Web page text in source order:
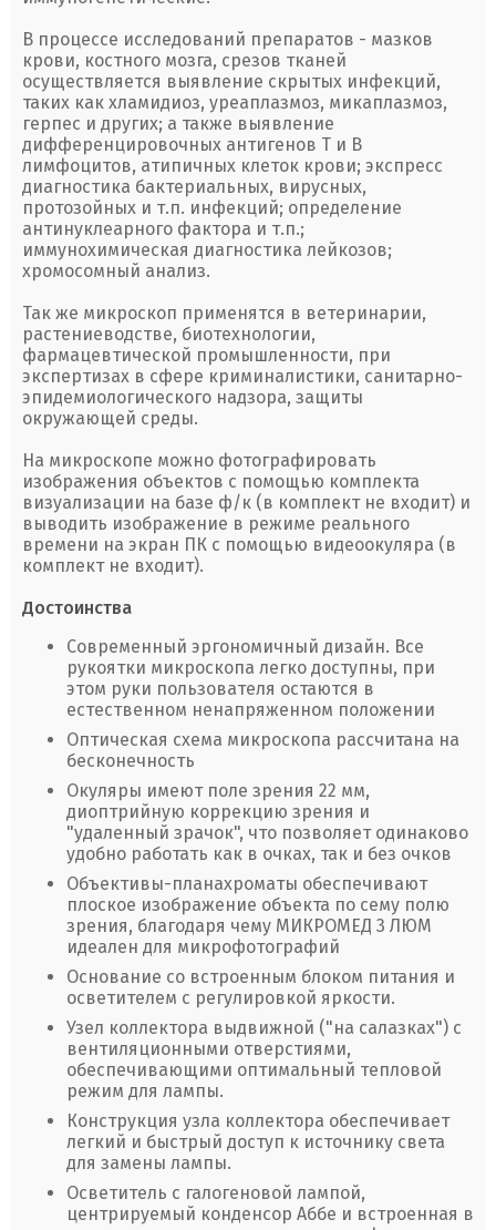
В процессе исследований препаратов - мазков
крови, костного мозга, срезов тканей
осуществляется выявление скрытых инфекций,
таких как хламидиоз, уреаплазмоз, микаплазмоз,
герпес и других; а также выявление
дифференцировочных антигенов Т и В
лимфоцитов, атипичных клеток крови; экспресс
диагностика бактериальных, вирусных,
протозойных и т.п. инфекций; определение
антинуклеарного фактора и т.п.;
иммунохимическая диагностика лейкозов;
хромосомный анализ.
Так же микроскоп применятся в ветеринарии,
растениеводстве, биотехнологии,
фармацевтической промышленности, при
экспертизах в сфере криминалистики, санитарно-
эпидемиологического надзора, защиты
окружающей среды.
На микроскопе можно фотографировать
изображения объектов с помощью комплекта
визуализации на базе ф/к (в комплект не входит) и
выводить изображение в режиме реального
времени на экран ПК с помощью видеоокуляра (в
комплект не входит).
Достоинства
Современный эргономичный дизайн. Все
рукоятки микроскопа легко доступны, при
этом руки пользователя остаются в
естественном ненапряженном положении
Оптическая схема микроскопа рассчитана на
бесконечность
Окуляры имеют поле зрения 22 мм,
диоптрийную коррекцию зрения и
"удаленный зрачок", что позволяет одинаково
удобно работать как в очках, так и без очков
Объективы-планахроматы обеспечивают
плоское изображение объекта по сему полю
зрения, благодаря чему МИКРОМЕД 3 ЛЮМ
идеален для микрофотографий
Основание со встроенным блоком питания и
осветителем с регулировкой яркости.
Узел коллектора выдвижной ("на салазках") с
вентиляционными отверстиями,
обеспечивающими оптимальный тепловой
режим для лампы.
Конструкция узла коллектора обеспечивает
легкий и быстрый доступ к источнику света
для замены лампы.
Осветитель с галогеновой лампой,
центрируемый конденсор Аббе и встроенная в